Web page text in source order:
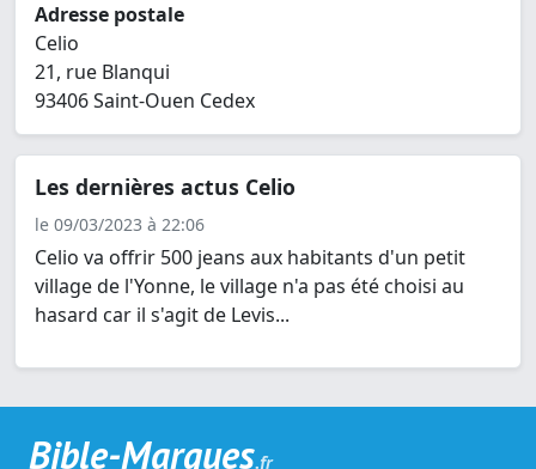
Adresse postale
Celio
21, rue Blanqui
93406 Saint-Ouen Cedex
Les dernières actus Celio
le 09/03/2023 à 22:06
Celio va offrir 500 jeans aux habitants d'un petit
village de l'Yonne, le village n'a pas été choisi au
hasard car il s'agit de Levis...
Bible-Marques.fr